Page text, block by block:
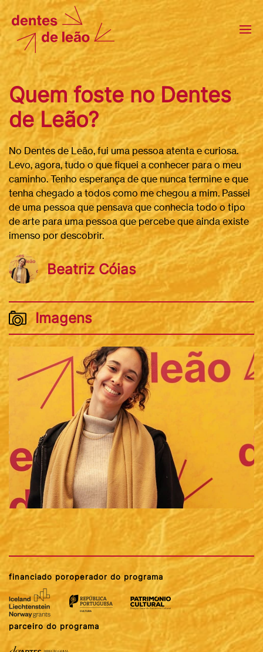
Quem foste no Dentes
de Leão?
No Dentes de Leão, fui uma pessoa atenta e curiosa.
Levo, agora, tudo o que fiquei a conhecer para o meu
caminho. Tenho esperança de que nunca termine e que
tenha chegado a todos como me chegou a mim. Passei
de uma pessoa que pensava que conhecia todo o tipo
de arte para uma pessoa que percebe que ainda existe
imenso por descobrir.
Beatriz Cóias
Imagens
financiado poroperador do programa
parceiro do programa